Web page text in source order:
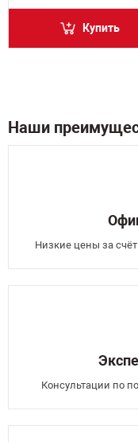
Купить
Наши
Низкие цены за
Консультации по